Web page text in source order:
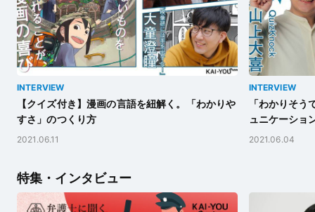
INTERVIEW
【クイズ付き】漫画の言語を紐解く。「わかりや
すさ」のつくり方
2021.06.11
INTERVIEW
「わかりそ
ュニケーショ
2021.06.04
特集・インタビュー